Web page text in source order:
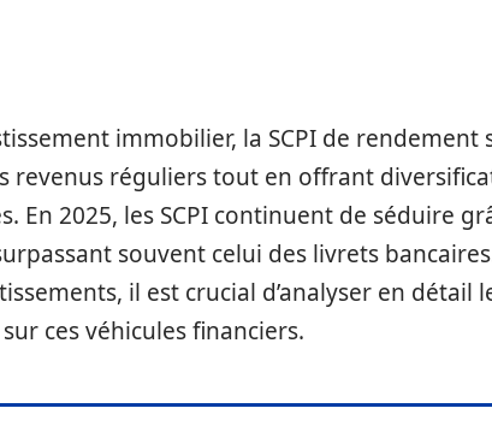
immobilier, la SCPI de
revenus réguliers tout en offrant
En 2025, les SCPI continuent de séduire
souvent celui des livrets
il est crucial d’analyser en détail
ces véhicules financiers.